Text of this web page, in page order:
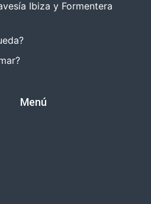
Ibiza y Formentera
Menú